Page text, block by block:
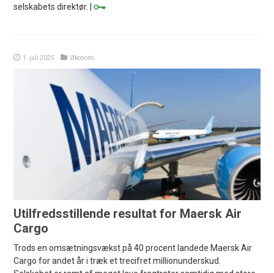
selskabets direktør. |
1. juli 2025 Økonomi
Utilfredsstillende resultat for Maersk Air
Cargo
Trods en omsætningsvækst på 40 procent landede Maersk Air
Cargo for andet år i træk et trecifret millionunderskud.